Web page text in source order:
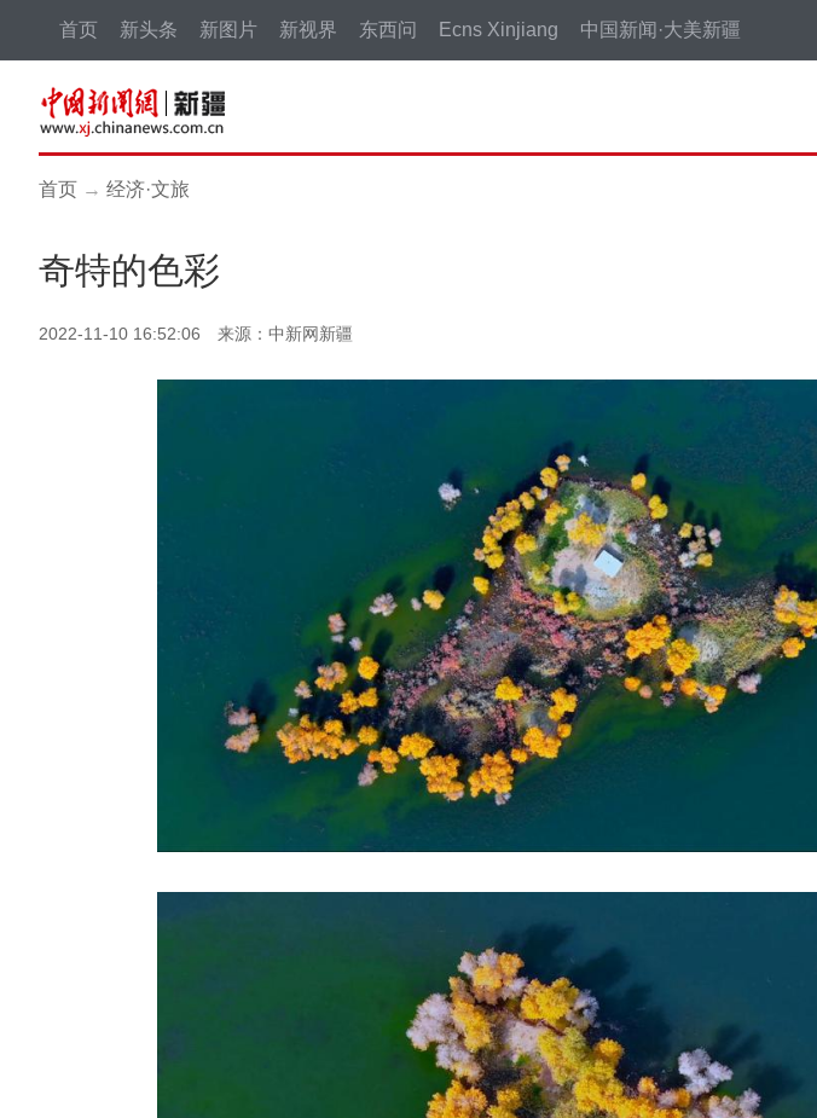
首页 新头条 新图片 新视界 东西问 Ecns Xinjiang 中国新闻·大美新疆
首页 → 经济·文旅
奇特的色彩
2022-11-10 16:52:06 来源：中新网新疆